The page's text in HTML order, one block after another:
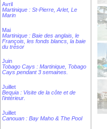
Avril
Martinique : St-Pierre, Arlet, Le
Marin
Mai
Martinique : Baie des anglais, le
François, les fonds blancs, la baie
du trésor
Juin
Tobago Cays : Martinique, Tobago
Cays pendant 3 semaines.
Juillet
Bequia : Visite de la côte et de
l'intérieur.
Juillet
Canouan : Bay Maho & The Pool